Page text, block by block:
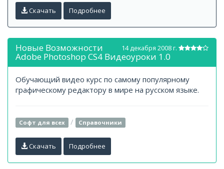
Скачать Подробнее
14 декабря 2008 г.
Новые Возможности
Adobe Photoshop CS4 Видеоуроки 1.0
Обучающий видео курс по самому популярному
графическому редактору в мире на русском языке.
Софт для всех / Справочники
Скачать Подробнее